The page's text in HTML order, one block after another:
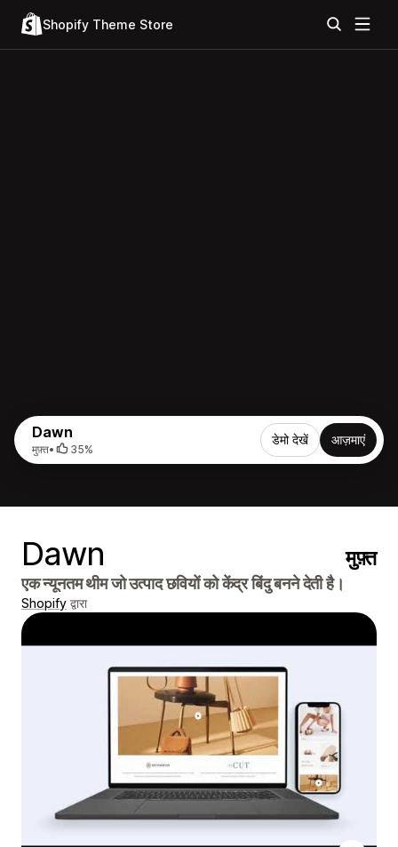
Shopify Theme Store
Dawn
मुफ़्त• 35%
डेमो देखें आज़माएं
Dawn मुफ़्त
एक न्यूनतम थीम जो उत्पाद छवियों को केंद्र बिंदु बनने देती है।
Shopify द्वारा